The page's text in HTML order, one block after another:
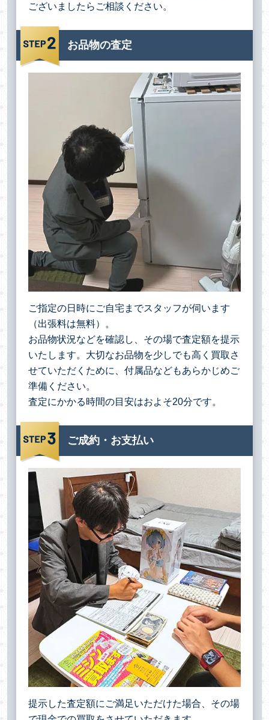
ございましたらご相談ください。
お品物の査定
ご指定の日時にご自宅までスタッフが伺います
（出張料は無料）。
お品物状況などを確認し、その場で査定額を提示
いたします。大切なお品物を少しでも高く買取さ
せていただくために、付属品などもあらかじめご
準備ください。
査定にかかる時間の目安はおよそ20分です。
ご成約・お支払い
提示した査定額にご満足いただけた場合、その場